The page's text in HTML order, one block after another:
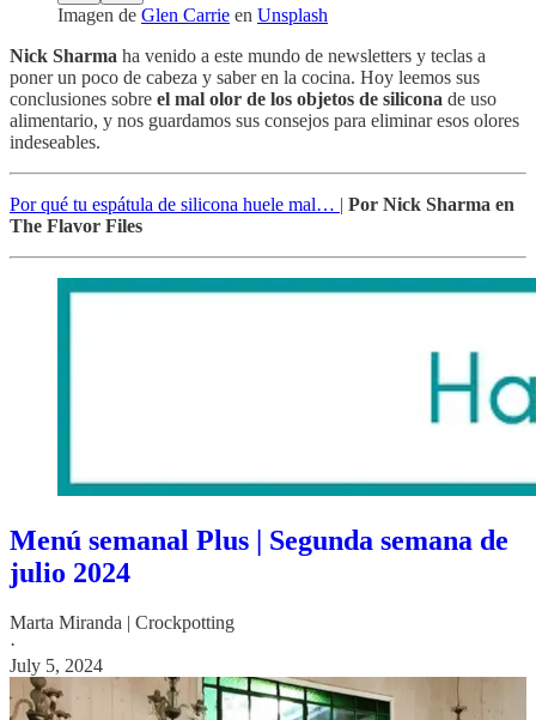
Imagen de Glen Carrie en Unsplash
Nick Sharma ha venido a este mundo de newsletters y teclas a
poner un poco de cabeza y saber en la cocina. Hoy leemos sus
conclusiones sobre el mal olor de los objetos de silicona de uso
alimentario, y nos guardamos sus consejos para eliminar esos olores
indeseables.
Por qué tu espátula de silicona huele mal… | Por Nick Sharma en
The Flavor Files
Menú semanal Plus | Segunda semana de
julio 2024
Marta Miranda | Crockpotting
·
July 5, 2024